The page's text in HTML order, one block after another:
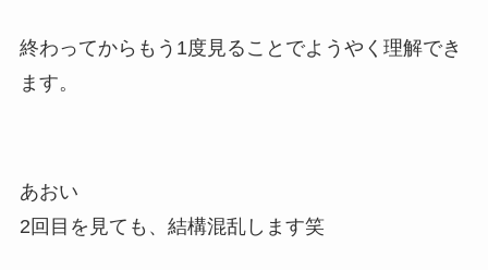
終わってからもう1度見ることでようやく理解でき
ます。
あおい
2回目を見ても、結構混乱します笑